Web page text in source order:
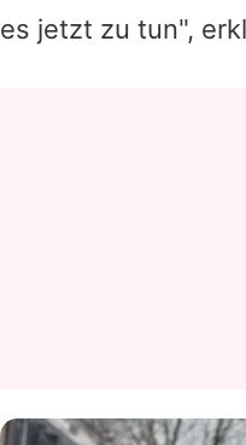
es jetzt zu tun",